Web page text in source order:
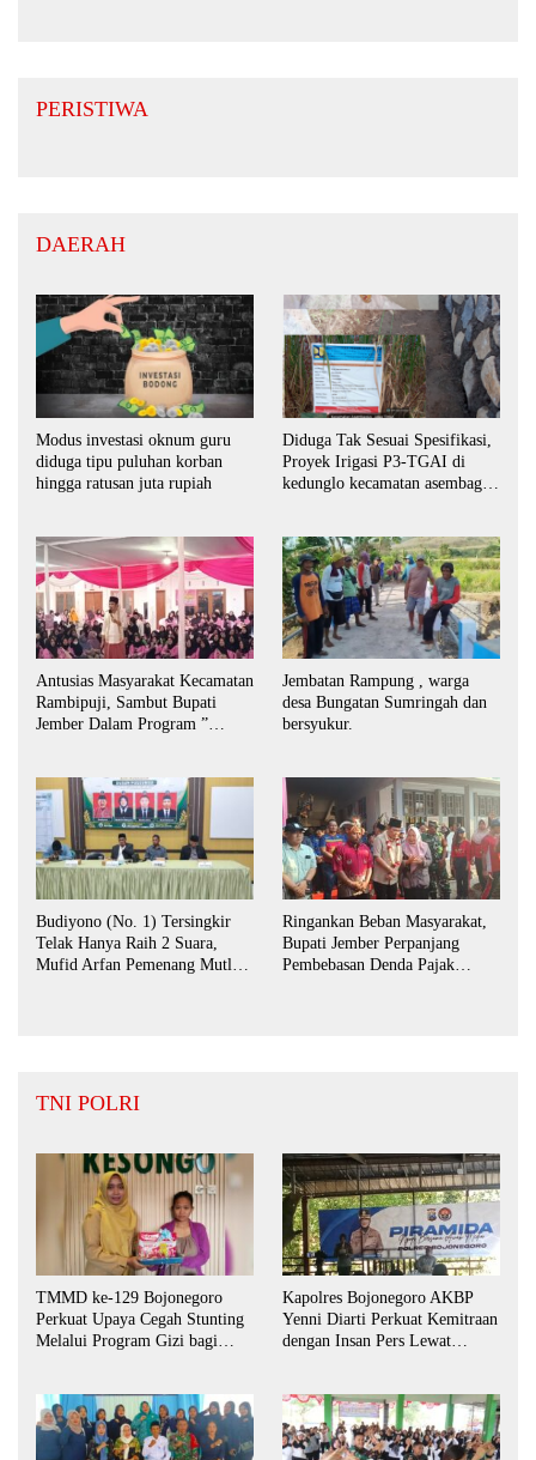
PERISTIWA
DAERAH
Modus investasi oknum guru
diduga tipu puluhan korban
hingga ratusan juta rupiah
Diduga Tak Sesuai Spesifikasi,
Proyek Irigasi P3-TGAI di
kedunglo kecamatan asembagus
Antusias Masyarakat Kecamatan
Rambipuji, Sambut Bupati
Jember Dalam Program ”
Jembatan Rampung , warga
desa Bungatan Sumringah dan
bersyukur.
Budiyono (No. 1) Tersingkir
Telak Hanya Raih 2 Suara,
Mufid Arfan Pemenang Mutlak
Ringankan Beban Masyarakat,
Bupati Jember Perpanjang
Pembebasan Denda Pajak
TNI POLRI
TMMD ke-129 Bojonegoro
Perkuat Upaya Cegah Stunting
Melalui Program Gizi bagi
Kapolres Bojonegoro AKBP
Yenni Diarti Perkuat Kemitraan
dengan Insan Pers Lewat